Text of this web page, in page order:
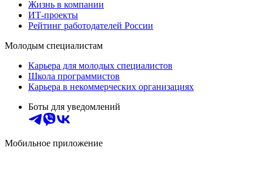
Жизнь в компании
ИТ-проекты
Рейтинг работодателей России
Молодым специалистам
Карьера для молодых специалистов
Школа программистов
Карьера в некоммерческих организациях
Боты для уведомлений
Мобильное приложение